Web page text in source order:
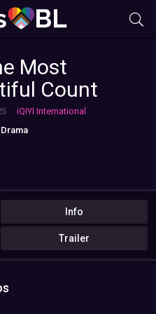
Most
Count
iQIYI International
Drama
Info
Trailer